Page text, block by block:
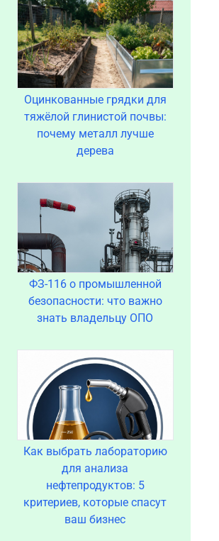
Оцинкованные грядки для
тяжёлой глинистой почвы:
почему металл лучше
дерева
ФЗ-116 о промышленной
безопасности: что важно
знать владельцу ОПО
Как выбрать лабораторию
для анализа
нефтепродуктов: 5
критериев, которые спасут
ваш бизнес